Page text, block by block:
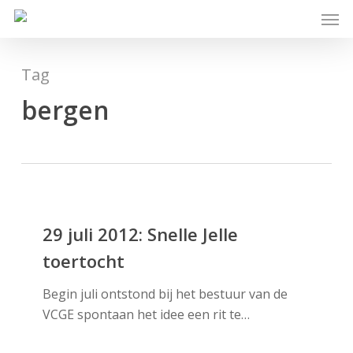
Skip
content
Tag
bergen
Snelle
Jelle
toertocht
29 juli 2012: Snelle Jelle
toertocht
Begin juli ontstond bij het bestuur van de
VCGE spontaan het idee een rit te…